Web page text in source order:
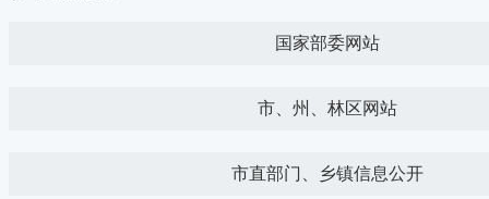
国家部委网站
市、州、林区网站
市直部门、乡镇信息公开